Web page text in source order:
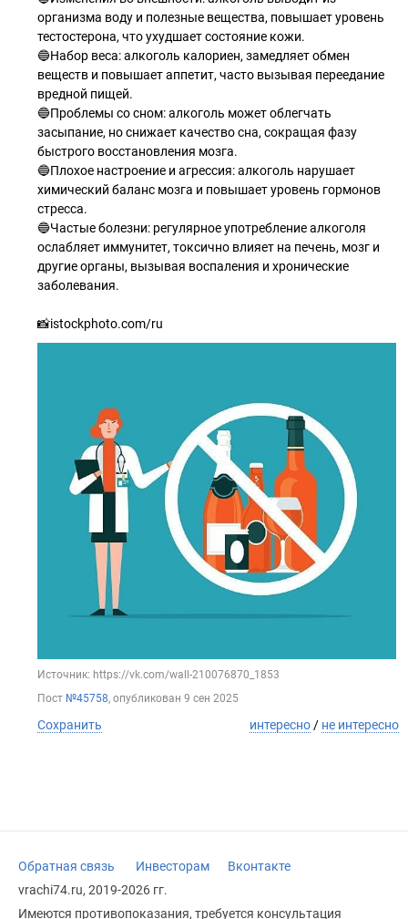
организма воду и полезные вещества, повышает уровень
тестостерона, что ухудшает состояние кожи.
🔵Набор веса: алкоголь калориен, замедляет обмен
веществ и повышает аппетит, часто вызывая переедание
вредной пищей.
🔵Проблемы со сном: алкоголь может облегчать
засыпание, но снижает качество сна, сокращая фазу
быстрого восстановления мозга.
🔵Плохое настроение и агрессия: алкоголь нарушает
химический баланс мозга и повышает уровень гормонов
стресса.
🔵Частые болезни: регулярное употребление алкоголя
ослабляет иммунитет, токсично влияет на печень, мозг и
другие органы, вызывая воспаления и хронические
заболевания.
📸istockphoto.com/ru
Источник: https://vk.com/wall-210076870_1853
Пост №45758, опубликован 9 сен 2025
Сохранить интересно / не интересно
Обратная связь Инвесторам
Вконтакте
vrachi74.ru, 2019-2026 гг.
Имеются противопоказания, требуется консультация